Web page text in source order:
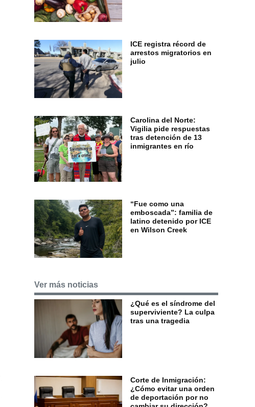
ICE registra récord de
arrestos migratorios en
julio
Carolina del Norte:
Vigilia pide respuestas
tras detención de 13
inmigrantes en río
“Fue como una
emboscada”: familia de
latino detenido por ICE
en Wilson Creek
Ver más noticias
¿Qué es el síndrome del
superviviente? La culpa
tras una tragedia
Corte de Inmigración:
¿Cómo evitar una orden
de deportación por no